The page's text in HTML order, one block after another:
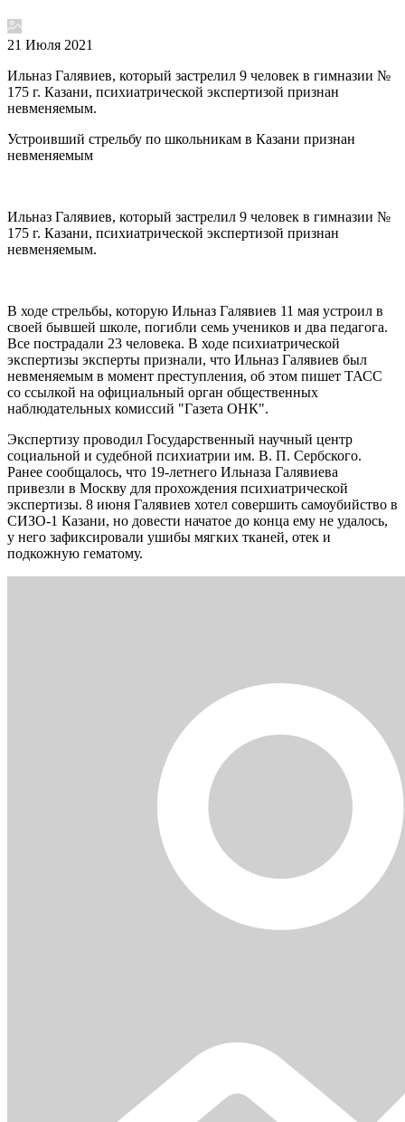
21 Июля 2021
Ильназ Галявиев, который застрелил 9 человек в гимназии №
175 г. Казани, психиатрической экспертизой признан
невменяемым.
Устроивший стрельбу по школьникам в Казани признан
невменяемым
Ильназ Галявиев, который застрелил 9 человек в гимназии №
175 г. Казани, психиатрической экспертизой признан
невменяемым.
В ходе стрельбы, которую Ильназ Галявиев 11 мая устроил в
своей бывшей школе, погибли семь учеников и два педагога.
Все пострадали 23 человека. В ходе психиатрической
экспертизы эксперты признали, что Ильназ Галявиев был
невменяемым в момент преступления, об этом пишет ТАСС
со ссылкой на официальный орган общественных
наблюдательных комиссий "Газета ОНК".
Экспертизу проводил Государственный научный центр
социальной и судебной психиатрии им. В. П. Сербского.
Ранее сообщалось, что 19-летнего Ильназа Галявиева
привезли в Москву для прохождения психиатрической
экспертизы. 8 июня Галявиев хотел совершить самоубийство в
СИЗО-1 Казани, но довести начатое до конца ему не удалось,
у него зафиксировали ушибы мягких тканей, отек и
подкожную гематому.